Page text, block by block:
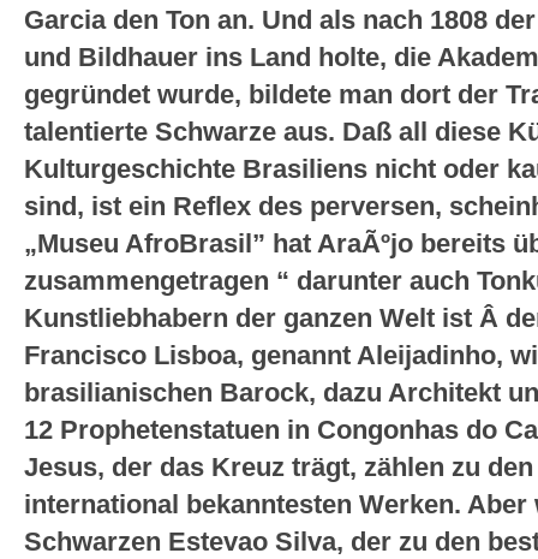
Garcia den Ton an. Und als nach 1808
und Bildhauer ins Land holte, die
gegründet wurde, bildete man dort der
talentierte Schwarze aus. Daß all diese
Kulturgeschichte Brasiliens nicht oder
sind, ist ein Reflex des perversen,
„Museu AfroBrasil” hat AraÃºjo bereits
zusammengetragen “ darunter auch
Kunstliebhabern der ganzen Welt ist Â
Francisco Lisboa, genannt Aleijadinho,
brasilianischen Barock, dazu Architekt
12 Prophetenstatuen in Congonhas do
Jesus, der das Kreuz trägt, zählen zu
international bekanntesten Werken.
Schwarzen Estevao Silva, der zu den